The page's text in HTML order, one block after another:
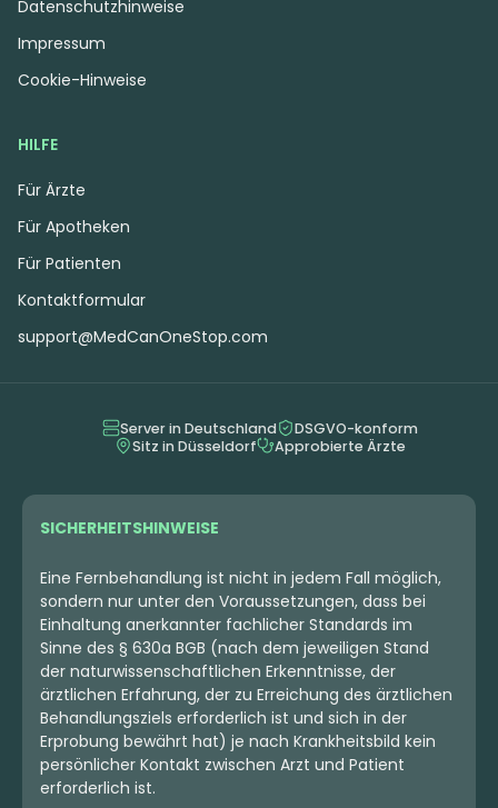
Indica Blüten
APEX GEP-PT 29
CBD:1%
9.00 €
THC:25,7% CBD: <
9.50 €
HILFE
Für Ärzte
Für Apotheken
Für Patienten
Kontaktformular
support@MedCanOneStop.com
Datenschutzhinweise
Impressum
Cookie-Hinweise
Server in Deutschland
DSGVO-konform
Sitz in Düsseldorf
Approbierte Ärzte
SICHERHEITSHINWEISE
Eine Fernbehandlung ist nicht in jedem Fall möglich,
sondern nur unter den Voraussetzungen, dass bei
Einhaltung anerkannter fachlicher Standards im
Sinne des § 630a BGB (nach dem jeweiligen Stand
der naturwissenschaftlichen Erkenntnisse, der
ärztlichen Erfahrung, der zu Erreichung des ärztlichen
Behandlungsziels erforderlich ist und sich in der
Erprobung bewährt hat) je nach Krankheitsbild kein
persönlicher Kontakt zwischen Arzt und Patient
erforderlich ist.